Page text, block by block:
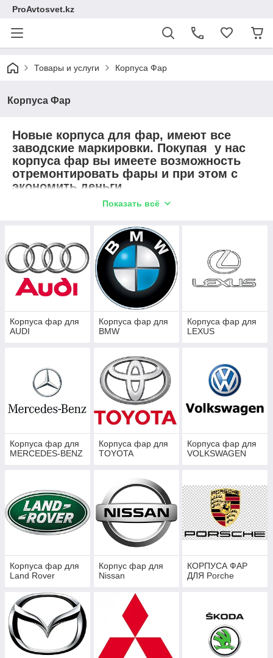
ProAvtosvet.kz
Товары и услуги Корпуса Фар
Корпуса Фар
Новые корпуса для фар, имеют все
заводские маркировки. Покупая у нас
корпуса фар вы имеете возможность
отремонтировать фары и при этом с
экономить деньги.
Специалисты нашей студии автосвета
ремонт фар и замену корпуса.
Показать всё
Корпуса фар для
AUDI
Корпуса фар для
BMW
Корпуса фар для
LEXUS
Корпуса фар для
MERCEDES-BENZ
Корпуса фар для
TOYOTA
Корпуса фар для
VOLKSWAGEN
Корпуса фар для
Land Rover
Корпус фар для
Nissan
КОРПУСА ФАР
ДЛЯ Porche